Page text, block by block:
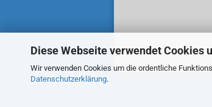
Diese Webseite verwendet Cookies
Wir verwenden Cookies um die ordentliche
Datenschutzerklärung.